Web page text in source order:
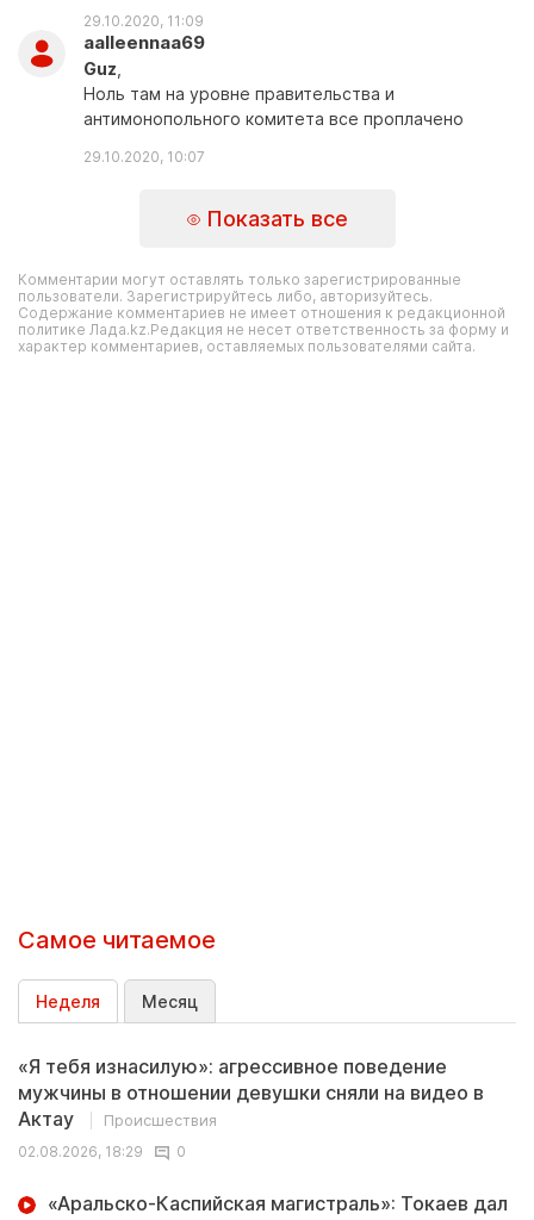
29.10.2020, 11:09
aalleennaa69
Guz
Ноль там на уровне правительства и
антимонопольного комитета все проплачено
29.10.2020, 10:07
Показать все
Комментарии могут оставлять только зарегистрированные
пользователи. Зарегистрируйтесь либо, авторизуйтесь.
Содержание комментариев не имеет отношения к редакционной
политике Лада.kz.Редакция не несет ответственность за форму и
характер комментариев, оставляемых пользователями сайта.
Самое читаемое
Неделя Месяц
«Я тебя изнасилую»: агрессивное поведение
мужчины в отношении девушки сняли на видео в
Актау
Происшествия
02.08.2026, 18:29
0
«Аральско-Каспийская магистраль»: Токаев дал